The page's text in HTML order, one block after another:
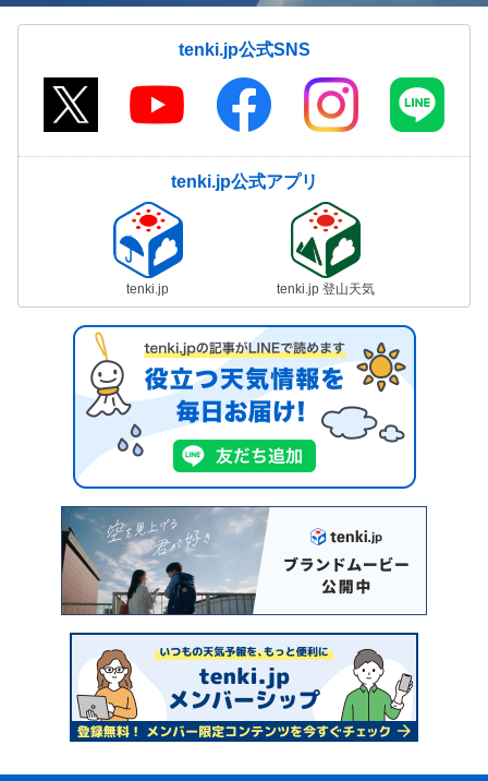
tenki.jp公式SNS
tenki.jp公式アプリ
tenki.jp tenki.jp 登山天気